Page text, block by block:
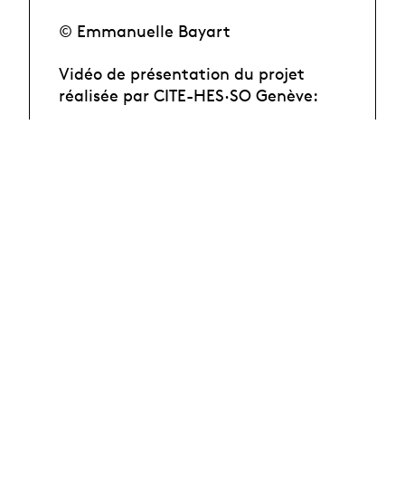
© Emmanuelle Bayart
Vidéo de présentation du projet
réalisée par CITE-HES·SO Genève: